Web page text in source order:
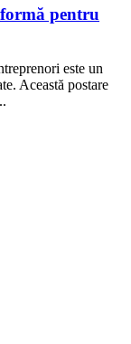
pentru
este un
Această postare